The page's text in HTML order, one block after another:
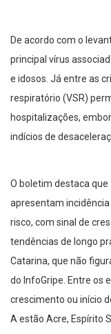
De acordo com o
principal vírus
e idosos. Já entre as
respiratório (VSR)
hospitalizações,
indícios de
O boletim destaca que
apresentam incidência
risco, com sinal de
tendências de longo
Catarina, que não
do InfoGripe. Entre os
crescimento ou início
A estão Acre, Espírito